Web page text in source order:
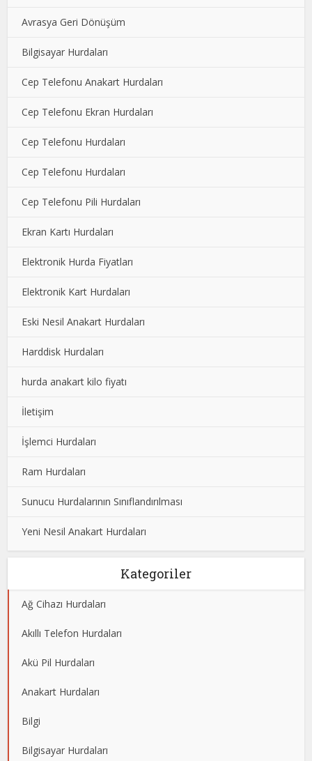
Avrasya Geri Dönüşüm
Bilgisayar Hurdaları
Cep Telefonu Anakart Hurdaları
Cep Telefonu Ekran Hurdaları
Cep Telefonu Hurdaları
Cep Telefonu Hurdaları
Cep Telefonu Pili Hurdaları
Ekran Kartı Hurdaları
Elektronik Hurda Fiyatları
Elektronik Kart Hurdaları
Eski Nesil Anakart Hurdaları
Harddisk Hurdaları
hurda anakart kilo fiyatı
İletişim
İşlemci Hurdaları
Ram Hurdaları
Sunucu Hurdalarının Sınıflandırılması
Yeni Nesil Anakart Hurdaları
Kategoriler
Ağ Cihazı Hurdaları
Akıllı Telefon Hurdaları
Akü Pil Hurdaları
Anakart Hurdaları
Bilgi
Bilgisayar Hurdaları